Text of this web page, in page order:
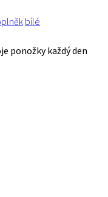
bílé
ponožky každý den